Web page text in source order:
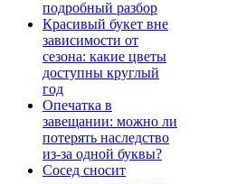
подробный разбор
Красивый букет вне
зависимости от
сезона: какие цветы
доступны круглый
год
Опечатка в
завещании: можно ли
потерять наследство
из-за одной буквы?
Сосед сносит